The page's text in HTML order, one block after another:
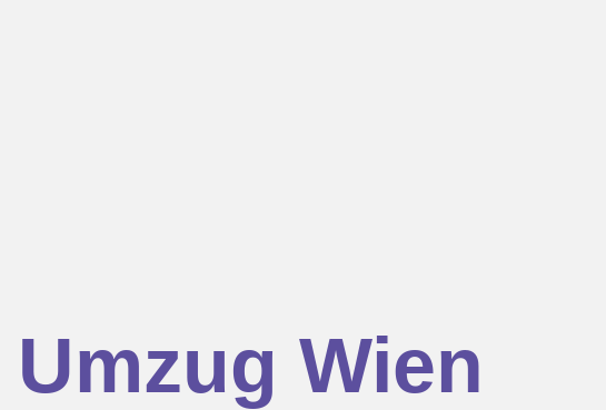
Umzug Wien